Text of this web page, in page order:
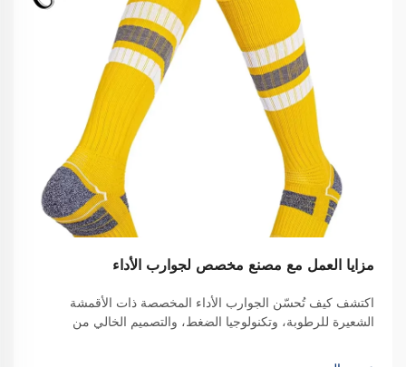
مزايا العمل مع مصنع مخصص لجوارب الأداء
اكتشف كيف تُحسّن الجوارب الأداء المخصصة ذات الأقمشة
الشعيرة للرطوبة، وتكنولوجيا الضغط، والتصميم الخالي من